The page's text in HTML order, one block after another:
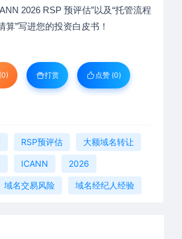
2026 RSP 预评估”以及“托管流程
算”写进您的投资白皮书！
打赏 点赞 (0)
RSP预评估 大额域名转让
ICANN 2026
域名交易风险 域名经纪人经验